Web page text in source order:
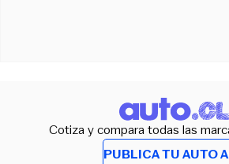
Cotiza y compara todas las
PUBLICA TU AUTO